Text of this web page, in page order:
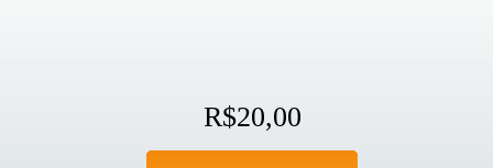
R$20,00